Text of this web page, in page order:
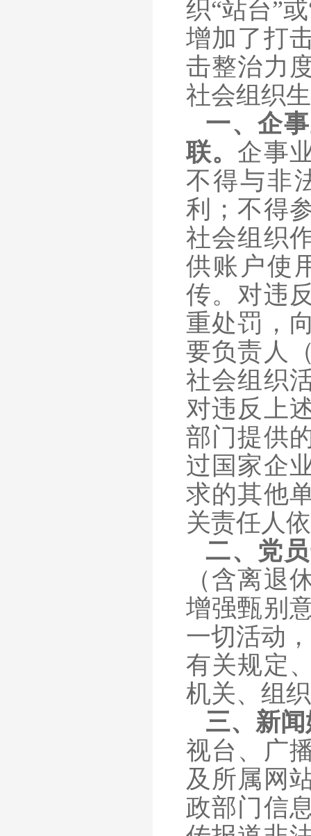
织“站台”
增加了打
击整治力
社会组织
一、企
联。 企事
不得与非
利；不得
社会组织
供账户使
传。对违
重处罚，
要负责人
社会组织
对违反上
部门提供
过国家企
求的其他
关责任人
二、党
（含离退
增强甄别
一切活动
有关规定
机关、组
三、新
视台、广
及所属网
政部门信